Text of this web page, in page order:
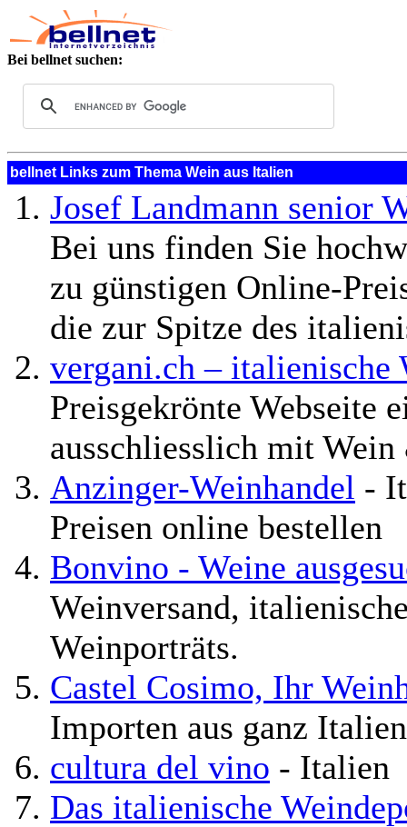
Bei bellnet suchen:
bellnet Links zum Thema Wein aus Italien
Josef Landmann senior
Bei uns finden Sie
zu günstigen Online-
die zur Spitze des
vergani.ch – italienische
Preisgekrönte Webseite
ausschliesslich mit
Anzinger-Weinhandel -
Preisen online bestellen
Bonvino - Weine
Weinversand,
Weinporträts.
Castel Cosimo, Ihr
Importen aus ganz Italien
cultura del vino - Italien
Das italienische